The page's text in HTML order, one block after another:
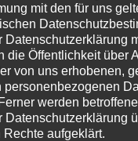
mit den für uns
Datenschutzerklärung
die Öffentlichkeit über
von uns erhobenen,
personenbezogenen
werden
Datenschutzerklärung
Rechte aufgeklärt.